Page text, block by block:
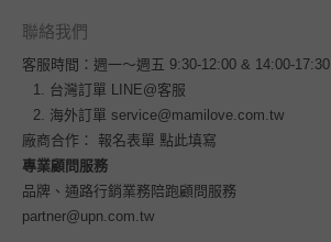
聯絡我們
客服時間：週一～週五 9:30-12:00 & 14:00-17:30
台灣訂單
LINE@客服
海外訂單 service@mamilove.com.tw
廠商合作： 報名表單 點此填寫
專業顧問服務
品牌、通路行銷業務陪跑顧問服務
partner@upn.com.tw